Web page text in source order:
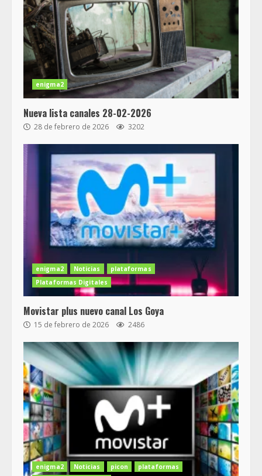
enigma2
Nueva lista canales 28-02-2026
28 de febrero de 2026 3202
enigma2 Noticias
plataformas
Plataformas Digitales
Movistar plus nuevo canal Los Goya
15 de febrero de 2026 2486
enigma2 Noticias picon plataformas